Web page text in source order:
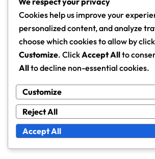
jugadoras a lo largo de
Las calificaciones de las jugadoras
Femenina Sub-17 de la FIFA han
significativamente a lo largo de los
anteriores, las calificaciones eran a
bajas debido a un entrenamiento
menos oportunidades competitivas. A
deporte ha crecido, también lo han
recursos disponibles para las
ha llevado a métricas de
Cookies help us improve your
personalized content, and analyze
choose which cookies to allow by
Customize. ClickAccept Allto
Allto decline non-essential cookies.
Customize
Reject All
Accept All